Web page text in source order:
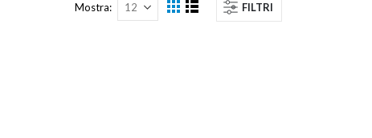
FILTRI
Mostra
MostraLista